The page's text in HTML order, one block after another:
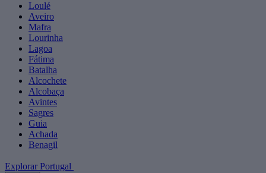
Loulé
Aveiro
Mafra
Lourinha
Lagoa
Fátima
Batalha
Alcochete
Alcobaça
Avintes
Sagres
Guia
Achada
Benagil
Explorar Portugal